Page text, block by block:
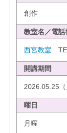
創作
教室名／電話
西宮教室
開講期間
2026.05.25（
曜日
月曜